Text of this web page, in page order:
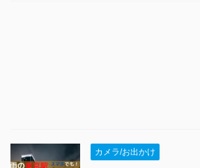
カメラ/お出かけ